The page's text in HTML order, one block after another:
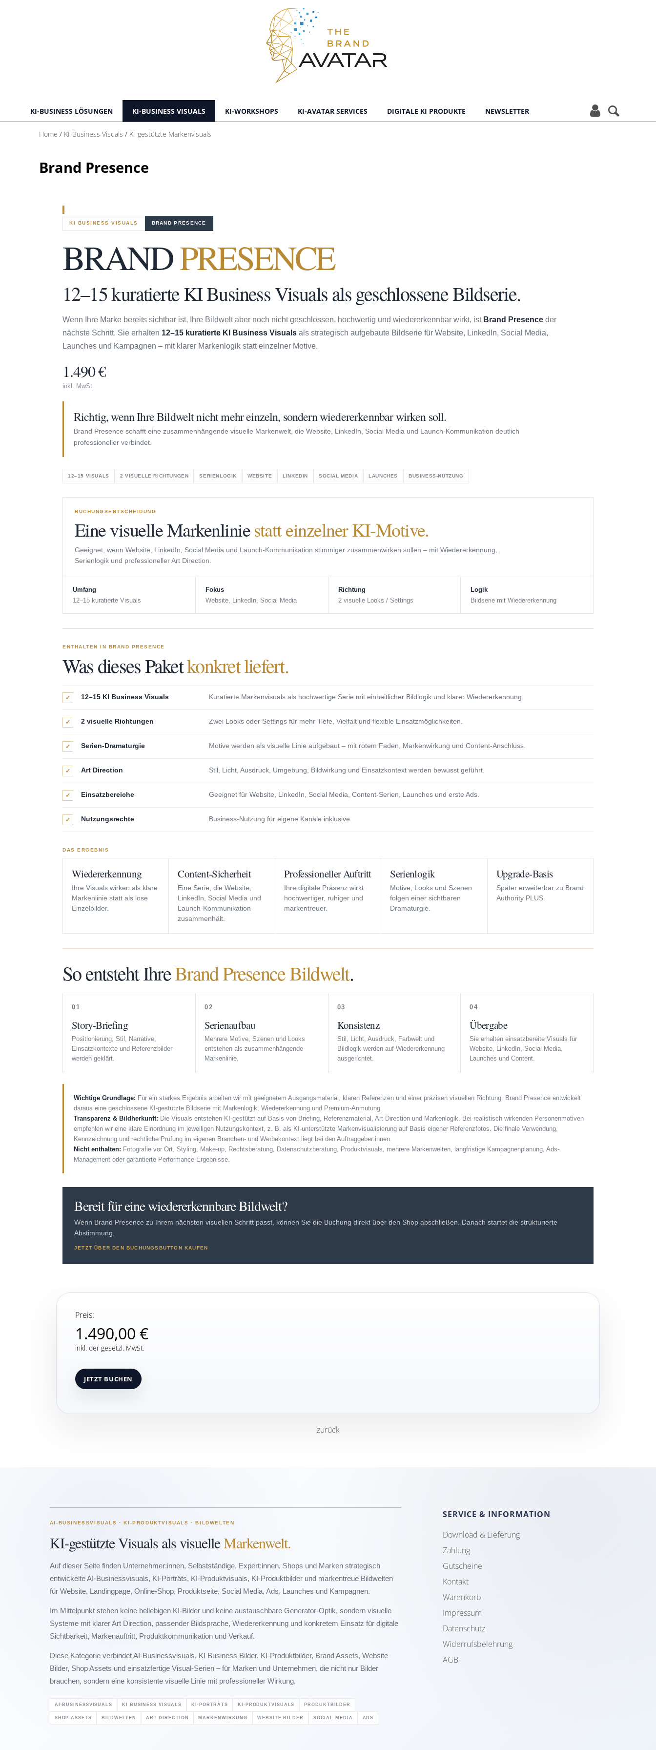
KI-BUSINESS LÖSUNGEN KI-BUSINESS VISUALS KI-WORKSHOPS KI-AVATAR SERVICES DIGITALE KI PRODUKTE NEWSLETTER  
Home / KI-Business Visuals / KI-gestützte Markenvisuals
Brand Presence
KI BUSINESS VISUALS BRAND PRESENCE
BRANDPRESENCE
12–15 kuratierte KI Business Visuals als geschlossene Bildserie.
Wenn Ihre Marke bereits sichtbar ist, Ihre Bildwelt aber noch nicht geschlossen, hochwertig und wiedererkennbar wirkt, ist Brand Presence der
nächste Schritt. Sie erhalten 12–15 kuratierte KI Business Visuals als strategisch aufgebaute Bildserie für Website, LinkedIn, Social Media,
Launches und Kampagnen – mit klarer Markenlogik statt einzelner Motive.
1.490 €
inkl. MwSt.
Richtig, wenn Ihre Bildwelt nicht mehr einzeln, sondern wiedererkennbar wirken soll.
Brand Presence schafft eine zusammenhängende visuelle Markenwelt, die Website, LinkedIn, Social Media und Launch-Kommunikation deutlich
professioneller verbindet.
12–15 VISUALS 2 VISUELLE RICHTUNGEN SERIENLOGIK WEBSITE LINKEDIN SOCIAL MEDIA LAUNCHES BUSINESS-NUTZUNG
BUCHUNGSENTSCHEIDUNG
Eine visuelle Markenliniestatt einzelner KI-Motive.
Geeignet, wenn Website, LinkedIn, Social Media und Launch-Kommunikation stimmiger zusammenwirken sollen – mit Wiedererkennung,
Serienlogik und professioneller Art Direction.
Umfang
12–15 kuratierte Visuals
Fokus
Website, LinkedIn, Social Media
Richtung
2 visuelle Looks / Settings
Logik
Bildserie mit Wiedererkennung
ENTHALTEN IN BRAND PRESENCE
Was dieses Paketkonkret liefert.
✓ 12–15 KI Business Visuals Kuratierte Markenvisuals als hochwertige Serie mit einheitlicher Bildlogik und klarer Wiedererkennung.
✓ 2 visuelle Richtungen Zwei Looks oder Settings für mehr Tiefe, Vielfalt und flexible Einsatzmöglichkeiten.
✓ Serien-Dramaturgie Motive werden als visuelle Linie aufgebaut – mit rotem Faden, Markenwirkung und Content-Anschluss.
✓ Art Direction Stil, Licht, Ausdruck, Umgebung, Bildwirkung und Einsatzkontext werden bewusst geführt.
✓ Einsatzbereiche Geeignet für Website, LinkedIn, Social Media, Content-Serien, Launches und erste Ads.
✓ Nutzungsrechte Business-Nutzung für eigene Kanäle inklusive.
DAS ERGEBNIS
Wiedererkennung
Ihre Visuals wirken als klare
Markenlinie statt als lose
Einzelbilder.
Content-Sicherheit
Eine Serie, die Website,
LinkedIn, Social Media und
Launch-Kommunikation
zusammenhält.
Professioneller Auftritt
Ihre digitale Präsenz wirkt
hochwertiger, ruhiger und
markentreuer.
Serienlogik
Motive, Looks und Szenen
folgen einer sichtbaren
Dramaturgie.
Upgrade-Basis
Später erweiterbar zu Brand
Authority PLUS.
So entsteht IhreBrand Presence Bildwelt.
01
Story-Briefing
Positionierung, Stil, Narrative,
Einsatzkontexte und Referenzbilder
werden geklärt.
02
Serienaufbau
Mehrere Motive, Szenen und Looks
entstehen als zusammenhängende
Markenlinie.
03
Konsistenz
Stil, Licht, Ausdruck, Farbwelt und
Bildlogik werden auf Wiedererkennung
ausgerichtet.
04
Übergabe
Sie erhalten einsatzbereite Visuals für
Website, LinkedIn, Social Media,
Launches und Content.
Wichtige Grundlage: Für ein starkes Ergebnis arbeiten wir mit geeignetem Ausgangsmaterial, klaren Referenzen und einer präzisen visuellen Richtung. Brand Presence entwickelt
daraus eine geschlossene KI-gestützte Bildserie mit Markenlogik, Wiedererkennung und Premium-Anmutung.
Transparenz & Bildherkunft: Die Visuals entstehen KI-gestützt auf Basis von Briefing, Referenzmaterial, Art Direction und Markenlogik. Bei realistisch wirkenden Personenmotiven
empfehlen wir eine klare Einordnung im jeweiligen Nutzungskontext, z. B. als KI-unterstützte Markenvisualisierung auf Basis eigener Referenzfotos. Die finale Verwendung,
Kennzeichnung und rechtliche Prüfung im eigenen Branchen- und Werbekontext liegt bei den Auftraggeber:innen.
Nicht enthalten: Fotografie vor Ort, Styling, Make-up, Rechtsberatung, Datenschutzberatung, Produktvisuals, mehrere Markenwelten, langfristige Kampagnenplanung, Ads-
Management oder garantierte Performance-Ergebnisse.
Bereit für eine wiedererkennbare Bildwelt?
Wenn Brand Presence zu Ihrem nächsten visuellen Schritt passt, können Sie die Buchung direkt über den Shop abschließen. Danach startet die strukturierte
Abstimmung.
JETZT ÜBER DEN BUCHUNGSBUTTON KAUFEN
Preis:
1.490,00 €
inkl. der gesetzl. MwSt.
zurück
AI-BUSINESSVISUALS · KI-PRODUKTVISUALS · BILDWELTEN
KI-gestützte Visuals als visuelleMarkenwelt.
Auf dieser Seite finden Unternehmer:innen, Selbstständige, Expert:innen, Shops und Marken strategisch
entwickelte AI-Businessvisuals, KI-Porträts, KI-Produktvisuals, KI-Produktbilder und markentreue Bildwelten
für Website, Landingpage, Online-Shop, Produktseite, Social Media, Ads, Launches und Kampagnen.
Im Mittelpunkt stehen keine beliebigen KI-Bilder und keine austauschbare Generator-Optik, sondern visuelle
Systeme mit klarer Art Direction, passender Bildsprache, Wiedererkennung und konkretem Einsatz für digitale
Sichtbarkeit, Markenauftritt, Produktkommunikation und Verkauf.
Diese Kategorie verbindet AI-Businessvisuals, KI Business Bilder, KI-Produktbilder, Brand Assets, Website
Bilder, Shop Assets und einsatzfertige Visual-Serien – für Marken und Unternehmen, die nicht nur Bilder
brauchen, sondern eine konsistente visuelle Linie mit professioneller Wirkung.
AI-BUSINESSVISUALS KI BUSINESS VISUALS KI-PORTRÄTS KI-PRODUKTVISUALS PRODUKTBILDER
SHOP-ASSETS BILDWELTEN ART DIRECTION MARKENWIRKUNG WEBSITE BILDER SOCIAL MEDIA ADS
SERVICE & INFORMATION
Download & Lieferung
Zahlung
Gutscheine
Kontakt
Warenkorb
Impressum
Datenschutz
Widerrufsbelehrung
AGB